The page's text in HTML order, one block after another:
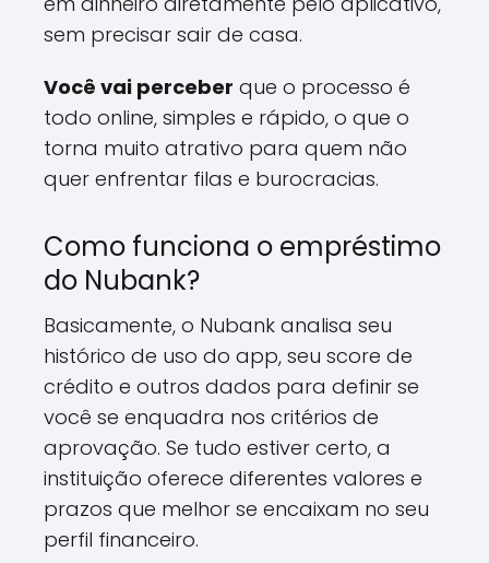
sem precisar sair de casa.
Você vai perceber que o processo é
todo online, simples e rápido, o que o
torna muito atrativo para quem não
quer enfrentar filas e burocracias.
Como funciona o empréstimo
do Nubank?
Basicamente, o Nubank analisa seu
histórico de uso do app, seu score de
crédito e outros dados para definir se
você se enquadra nos critérios de
aprovação. Se tudo estiver certo, a
instituição oferece diferentes valores e
prazos que melhor se encaixam no seu
perfil financeiro.